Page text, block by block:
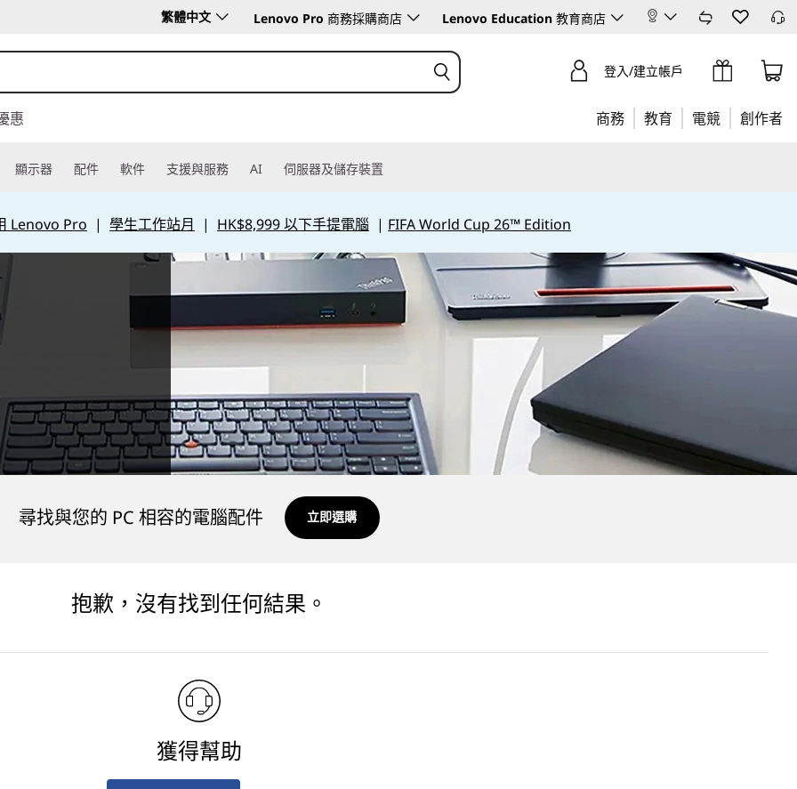
繁體中文 Lenovo Pro 商務採購商店 Lenovo Education 教育商店
登入/建立帳戶
惠 商務 教育 電競 創作者
顯示器 配件 軟件 支援與服務 AI 伺服器及儲存裝置
Lenovo Pro | 學生工作站月 | HK$8,999 以下手提電腦 | FIFA World Cup 26™ Edition
尋找與您的 PC 相容的電腦配件 立即選購
抱歉，沒有找到任何結果。
獲得幫助